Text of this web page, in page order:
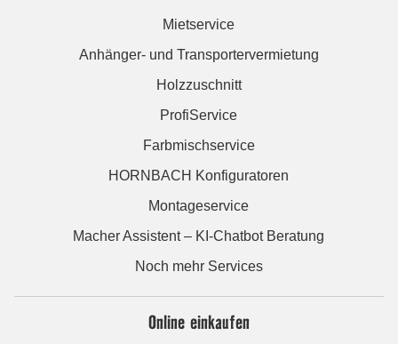
Mietservice
Anhänger- und Transportervermietung
Holzzuschnitt
ProfiService
Farbmischservice
HORNBACH Konfiguratoren
Montageservice
Macher Assistent – KI-Chatbot Beratung
Noch mehr Services
Online einkaufen